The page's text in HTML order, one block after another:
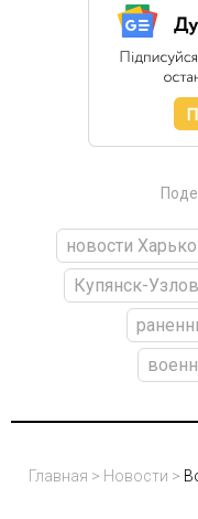
новости
Купянск-
Главная > Новости >